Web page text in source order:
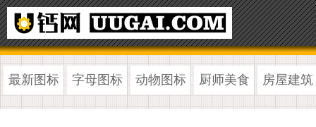
最新图标 字母图标 动物图标 厨师美食 房屋建筑